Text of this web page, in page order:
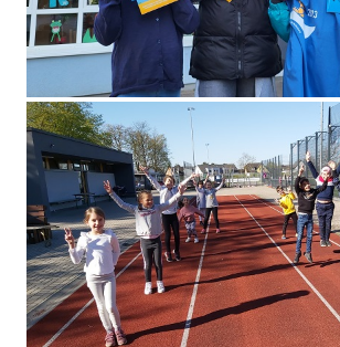
Känguru-Wettbewerb